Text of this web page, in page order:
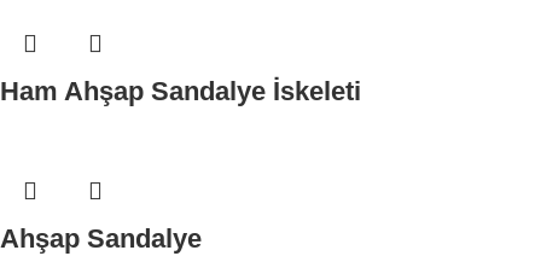
Ham Ahşap Sandalye İskeleti
Ahşap Sandalye